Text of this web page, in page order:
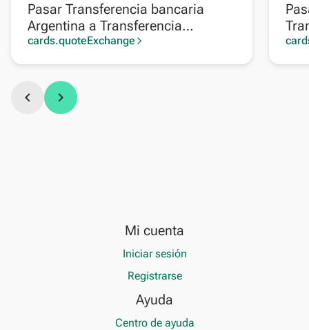
Pasar Transferencia bancaria
Argentina a Transferencia
bancaria Europa
cards.quoteExchange arrow_forward_ios
chevron_left chevron_right
Mi cuenta
Iniciar sesión
Registrarse
Ayuda
Centro de ayuda